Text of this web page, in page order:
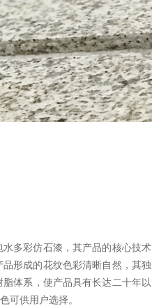
多彩仿石漆，其产品的核心技术
形成的花纹色彩清晰自然，其独
体系，使产品具有长达二十年以
可供用户选择。